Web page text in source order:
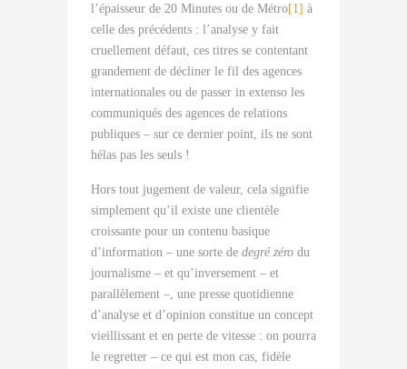
l’épaisseur de 20 Minutes ou de Métro[1] à
celle des précédents : l’analyse y fait
cruellement défaut, ces titres se contentant
grandement de décliner le fil des agences
internationales ou de passer in extenso les
communiqués des agences de relations
publiques – sur ce dernier point, ils ne sont
hélas pas les seuls !
Hors tout jugement de valeur, cela signifie
simplement qu’il existe une clientèle
croissante pour un contenu basique
d’information – une sorte de degré zéro du
journalisme – et qu’inversement – et
parallèlement –, une presse quotidienne
d’analyse et d’opinion constitue un concept
vieillissant et en perte de vitesse : on pourra
le regretter – ce qui est mon cas, fidèle